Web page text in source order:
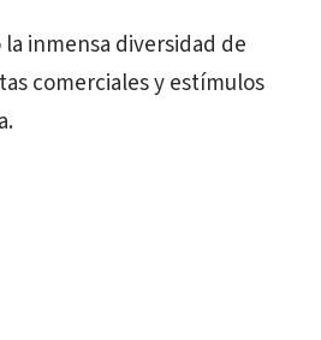
inmensa diversidad de
comerciales y estímulos